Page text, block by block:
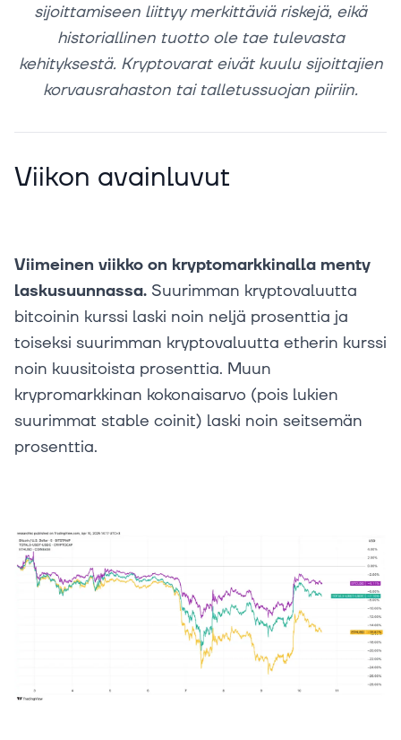
sijoittamiseen liittyy merkittäviä riskejä, eikä
historiallinen tuotto ole tae tulevasta
kehityksestä. Kryptovarat eivät kuulu sijoittajien
korvausrahaston tai talletussuojan piiriin.
Viikon avainluvut
Viimeinen viikko on kryptomarkkinalla menty
laskusuunnassa. Suurimman kryptovaluutta
bitcoinin kurssi laski noin neljä prosenttia ja
toiseksi suurimman kryptovaluutta etherin kurssi
noin kuusitoista prosenttia. Muun
krypromarkkinan kokonaisarvo (pois lukien
suurimmat stable coinit) laski noin seitsemän
prosenttia.